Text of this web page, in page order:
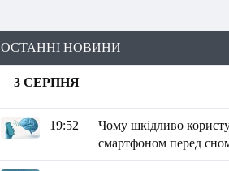
ОСТАННІ НОВИНИ
3 СЕРПНЯ
19:52
Чому шкідливо
смартфоном перед